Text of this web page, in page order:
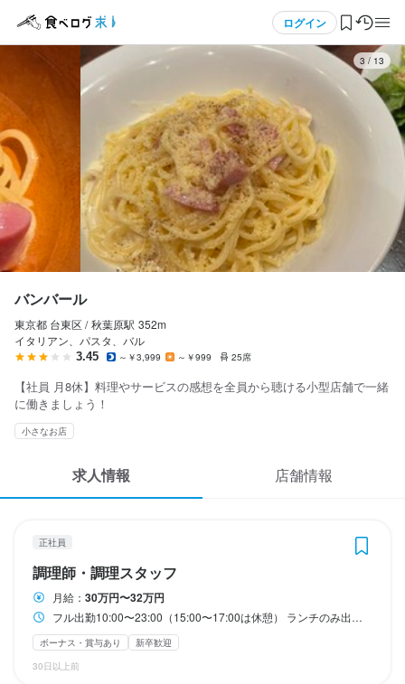
ログイン
ログイン・無料会員登録
食べログ求人TOP
求人検索
マイページ管理
気になる求人
検索履歴・保存した条件
応募履歴
スカウト・メルマガ受信設定
ヘルプ・お問い合わせフォーム
掲載をご検討の店舗様へ
食べログ求人PRESS
プライバシーポリシー
利用規約
3 / 13
バンバール
東京都 台東区 / 秋葉原駅 352m
イタリアン、パスタ、バル
3.45 ～￥3,999 ～￥999 25席
【社員 月8休】料理やサービスの感想を全員から聴ける小型店舗で一緒
に働きましょう！
小さなお店
求人情報 店舗情報
正社員
調理師・調理スタッフ
月給： 30万円〜32万円
フル出勤10:00〜23:00（15:00〜17:00は休憩） ランチのみ出勤10:00〜15:00（ディナー休暇時） ディナーのみ出勤17:00〜23:00（ランチ休暇時）
ボーナス・賞与あり
新卒歓迎
30日以上前
バンバール
調理師・調理スタッフ
調理師・調理スタッフ
300,000円〜320,000円
ボーナス・賞与あり 昇給あり 交通費支給 インセンティブあり
試用期間
給与補足
定期昇給あり（4年経過まで5,000円、5年以降10,000円、MAX80,
000円まで）
・毎月のインセンティブ制度（表示の月給とは別）
・賞与年2回
収入例
トシェフ38歳4年目年収460万　一般社員22歳2年目年収390万
勤務時間
フル出勤10:00〜23:00（15:00〜17:00は休憩）
ランチのみ出勤10:00〜15:00（ディナー休暇時）
ディナーのみ出勤17:00〜23:00（ランチ休暇時）
終電考慮あり ダブルワーク・副業OK
応募画面へ進む
アルバイト・パート バンバール
調理師・調理スタッフ
調理師・調理スタッフ
1,500円〜2,000円
昇給あり インセンティブあり 扶養内勤務OK
研修期間
なお、研修終了後は勤務時間数の経過にて時給が自動でUPします
給与補足
対象時間①10:30〜14:00 月曜〜土曜・祝日
対象時間②18:00〜22:00 月曜〜土曜・祝日
※対象時間数 100時間まで
※対象外の時間帯と100時間を超える時間数は時給 応相談
交通費支給（1日上限600円）
毎月、売上No. 1の日に勤務したフタッフには「労働時間×1,000
勤務時間
フル出勤10:30〜23:00（15:00〜17:00は休憩）
ランチのみ出勤10:30〜15:00
ディナーのみ出勤17:00〜23:00
※上記時間内で、ランチは3時間〜、ディナーは4時間〜、応相談
応募画面へ進む